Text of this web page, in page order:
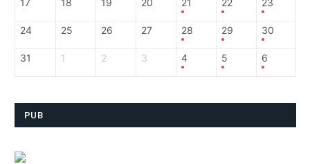
17 18 19 20 21 22 23
24 25 26 27 28 29 30
31 1 2 3 4 5 6
PUB